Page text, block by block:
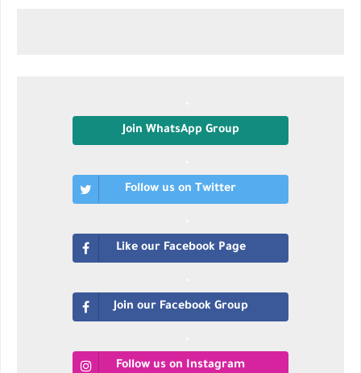
Join WhatsApp Group
Follow us on Twitter
Like our Facebook Page
Join our Facebook Group
Follow us on Instagram